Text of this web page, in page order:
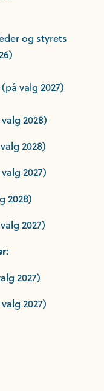
og styrets
valg 2027)
2028)
2028)
2027)
2028)
2027)
2027)
2027)